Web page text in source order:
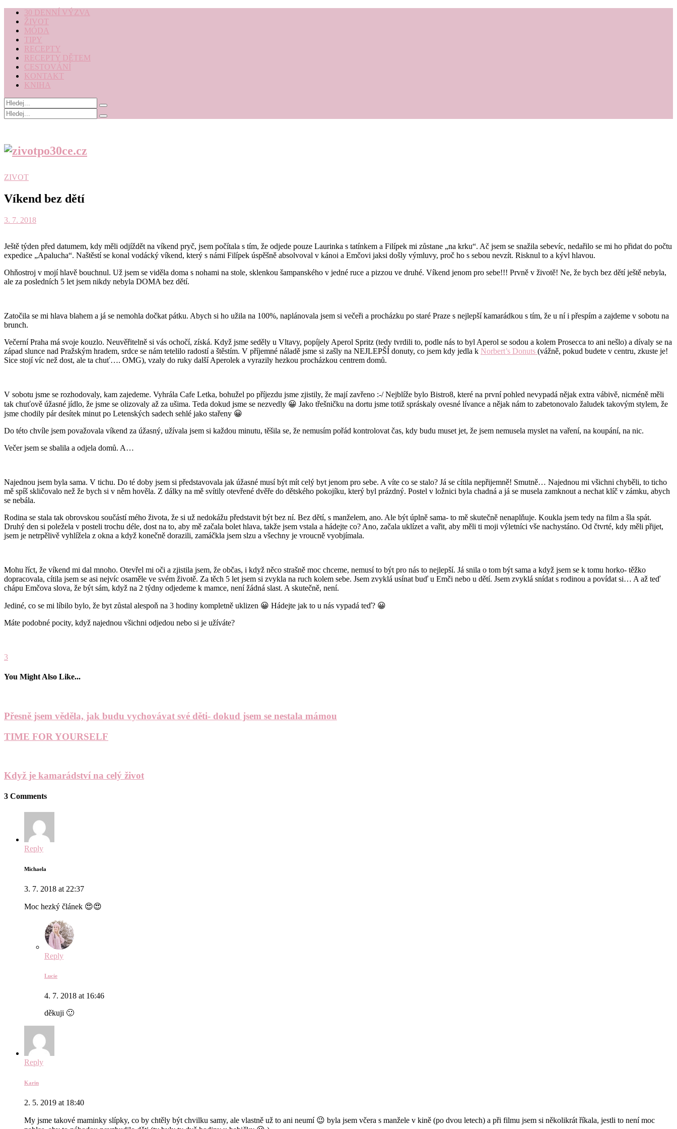
30 DENNÍ VÝZVA
ŽIVOT
MÓDA
TIPY
RECEPTY
RECEPTY DĚTEM
CESTOVÁNÍ
KONTAKT
KNIHA
ZIVOT
Víkend bez dětí
3. 7. 2018
Ještě týden před datumem, kdy měli odjíždět na víkend pryč, jsem počítala s tím, že odjede pouze Laurinka s tatínkem a Filípek mi zůstane „na krku“. Ač jsem se snažila sebevíc, nedařilo se mi ho přidat do počtu
expedice „Apalucha“. Naštěstí se konal vodácký víkend, který s námi Filípek úspěšně absolvoval v kánoi a Emčovi jaksi došly výmluvy, proč ho s sebou nevzít. Risknul to a kývl hlavou.
Ohňostroj v mojí hlavě bouchnul. Už jsem se viděla doma s nohami na stole, sklenkou šampanského v jedné ruce a pizzou ve druhé. Víkend jenom pro sebe!!! Prvně v životě! Ne, že bych bez dětí ještě nebyla,
ale za posledních 5 let jsem nikdy nebyla DOMA bez dětí.
Zatočila se mi hlava blahem a já se nemohla dočkat pátku. Abych si ho užila na 100%, naplánovala jsem si večeři a procházku po staré Praze s nejlepší kamarádkou s tím, že u ní i přespím a zajdeme v sobotu na
brunch.
Večerní Praha má svoje kouzlo. Neuvěřitelně si vás ochočí, získá. Když jsme seděly u Vltavy, popíjely Aperol Spritz (tedy tvrdili to, podle nás to byl Aperol se sodou a kolem Prosecca to ani nešlo) a dívaly se na
západ slunce nad Pražským hradem, srdce se nám tetelilo radostí a štěstím. V příjemné náladě jsme si zašly na NEJLEPŠÍ donuty, co jsem kdy jedla k Norbert’s Donuts (vážně, pokud budete v centru, zkuste je!
Sice stojí víc než dost, ale ta chuť…. OMG), vzaly do ruky další Aperolek a vyrazily hezkou procházkou centrem domů.
V sobotu jsme se rozhodovaly, kam zajedeme. Vyhrála Cafe Letka, bohužel po příjezdu jsme zjistily, že mají zavřeno :-/ Nejblíže bylo Bistro8, které na první pohled nevypadá nějak extra vábivě, nicméně měli
tak chuťově úžasné jídlo, že jsme se olizovaly až za ušima. Teda dokud jsme se nezvedly 😀 Jako třešničku na dortu jsme totiž spráskaly ovesné lívance a nějak nám to zabetonovalo žaludek takovým stylem, že
jsme chodily pár desítek minut po Letenských sadech sehlé jako stařeny 😀
Do této chvíle jsem považovala víkend za úžasný, užívala jsem si každou minutu, těšila se, že nemusím pořád kontrolovat čas, kdy budu muset jet, že jsem nemusela myslet na vaření, na koupání, na nic.
Večer jsem se sbalila a odjela domů. A…
Najednou jsem byla sama. V tichu. Do té doby jsem si představovala jak úžasné musí být mít celý byt jenom pro sebe. A víte co se stalo? Já se cítila nepřijemně! Smutně… Najednou mi všichni chyběli, to ticho
mě spíš skličovalo než že bych si v něm hověla. Z dálky na mě svítily otevřené dvěře do dětského pokojíku, který byl prázdný. Postel v ložnici byla chadná a já se musela zamknout a nechat klíč v zámku, abych
se nebála.
Rodina se stala tak obrovskou součástí mého života, že si už nedokážu představit být bez ní. Bez dětí, s manželem, ano. Ale být úplně sama- to mě skutečně nenaplňuje. Koukla jsem tedy na film a šla spát.
Druhý den si poležela v posteli trochu déle, dost na to, aby mě začala bolet hlava, takže jsem vstala a hádejte co? Ano, začala uklízet a vařit, aby měli ti moji výletníci vše nachystáno. Od čtvrté, kdy měli přijet,
jsem je netrpělivě vyhlížela z okna a když konečně dorazili, zamáčkla jsem slzu a všechny je vroucně vyobjímala.
Mohu říct, že víkend mi dal mnoho. Otevřel mi oči a zjistila jsem, že občas, i když něco strašně moc chceme, nemusí to být pro nás to nejlepší. Já snila o tom být sama a když jsem se k tomu horko- těžko
dopracovala, cítila jsem se asi nejvíc osaměle ve svém životě. Za těch 5 let jsem si zvykla na ruch kolem sebe. Jsem zvyklá usínat buď u Emči nebo u dětí. Jsem zvyklá snídat s rodinou a povídat si… A až teď
chápu Emčova slova, že být sám, když na 2 týdny odjedeme k mamce, není žádná slast. A skutečně, není.
Jediné, co se mi líbilo bylo, že byt zůstal alespoň na 3 hodiny kompletně uklizen 😀 Hádejte jak to u nás vypadá teď? 😀
Máte podobné pocity, když najednou všichni odjedou nebo si je užíváte?
3
You Might Also Like...
Přesně jsem věděla, jak budu vychovávat své děti- dokud jsem se nestala mámou
TIME FOR YOURSELF
Když je kamarádství na celý život
3 Comments
Reply
Michaela
3. 7. 2018 at 22:37
Moc hezký článek 😍😍
Reply
Lucie
4. 7. 2018 at 16:46
děkuji 🙂
Reply
Karin
2. 5. 2019 at 18:40
My jsme takové maminky slípky, co by chtěly být chvilku samy, ale vlastně už to ani neumí 😉 byla jsem včera s manžele v kině (po dvou letech) a při filmu jsem si několikrát říkala, jestli to není moc